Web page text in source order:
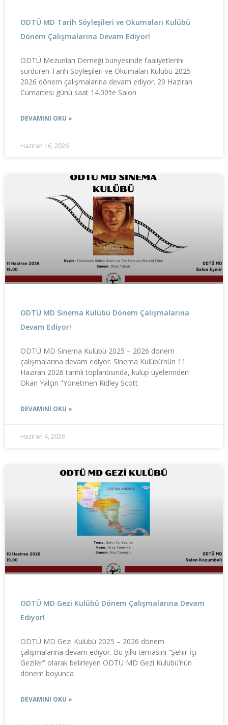
ODTÜ MD Tarih Söyleşileri ve Okumaları Kulübü
Dönem Çalışmalarına Devam Ediyor!
ODTÜ Mezunları Derneği bünyesinde faaliyetlerini
sürdüren Tarih Söyleşileri ve Okumaları Kulübü 2025 –
2026 dönem çalışmalarına devam ediyor. 20 Haziran
Cumartesi günü saat 14.00’te Salon
DEVAMINI OKU »
Haziran 16, 2026
ODTÜ MD Sinema Kulübü Dönem Çalışmalarına
Devam Ediyor!
ODTÜ MD Sinema Kulübü 2025 – 2026 dönem
çalışmalarına devam ediyor. Sinema Kulübü’nün 11
Haziran 2026 tarihli toplantısında, kulüp üyelerinden
Okan Yalçın “Yönetmen Ridley Scott
DEVAMINI OKU »
Haziran 4, 2026
ODTÜ MD Gezi Kulübü Dönem Çalışmalarına Devam
Ediyor!
ODTÜ MD Gezi Kulübü 2025 – 2026 dönem
çalışmalarına devam ediyor. Bu yılki temasını “Şehir İçi
Geziler” olarak belirleyen ODTÜ MD Gezi Kulübü’nün
dönem boyunca
DEVAMINI OKU »